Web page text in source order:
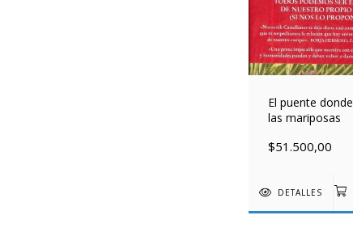
El puente
las mariposas
$51.500,00
DETALLES